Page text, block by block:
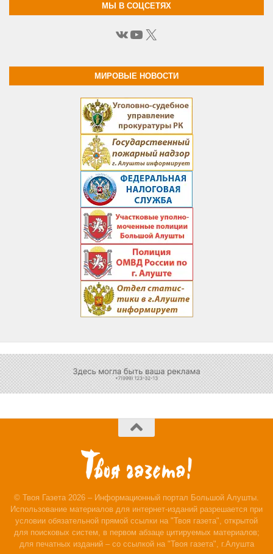
МЫ В СОЦСЕТЯХ
ВКонтакте
YouTube
X
МИРОВЫЕ НОВОСТИ
© Твоя Газета 2026 – Информационный портал Большой Алушты.
Использование материалов для интернет-изданий разрешается при
условии обязательной прямой ссылки на "Твоя газета", открытой
для поисковых систем, в первом абзаце цитируемых материалов;
для печатных изданий – со ссылкой на "Твоя газета", г.Алушта